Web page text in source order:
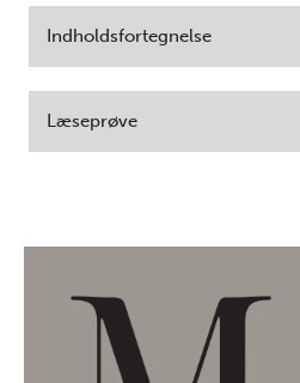
Indholdsfortegnelse
Læseprøve